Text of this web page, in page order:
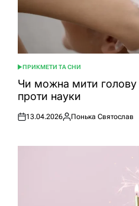
ОПУБЛІКУВАТИ
У
ПРИКМЕТИ ТА СНИ
Чи можна мити голову
проти науки
Оприлюднено
13.04.2026
Опубліковано
Понька Святослав